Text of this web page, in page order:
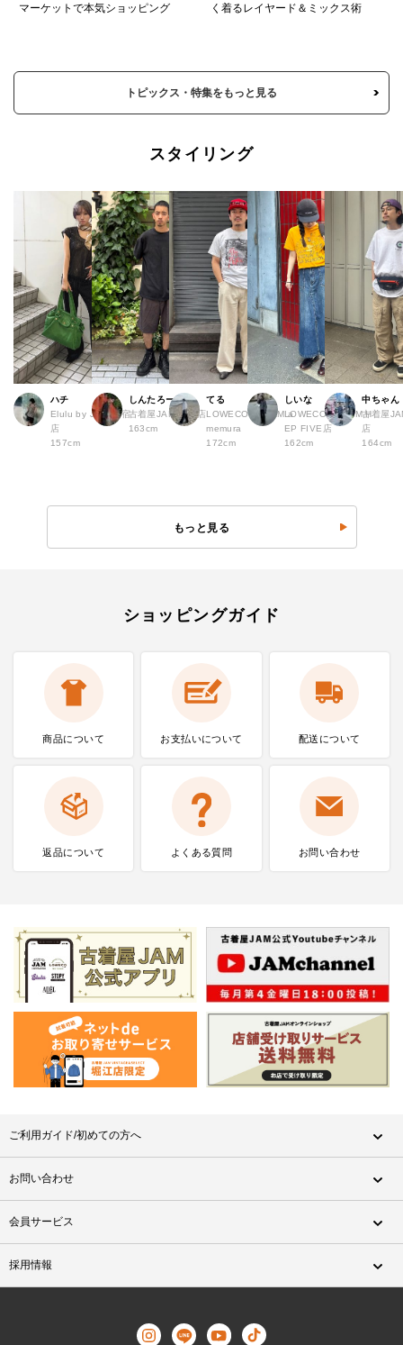
マーケットで本気ショッピング
く着るレイヤード＆ミックス術
トピックス・特集をもっと見る
スタイリング
ハチ
Elulu by JAM 原宿
店
157cm
しんたろー
古着屋JAM 仙台店
163cm
てる
LOWECO by JAM a
memura
172cm
しいな
LOWECO by JAM H
EP FIVE店
162cm
中ちゃん
古着屋
店
164cm
もっと見る
ショッピングガイド
商品について お支払いについて 配送について
返品について よくある質問 お問い合わせ
ご利用ガイド/初めての方へ
お問い合わせ
会員サービス
採用情報